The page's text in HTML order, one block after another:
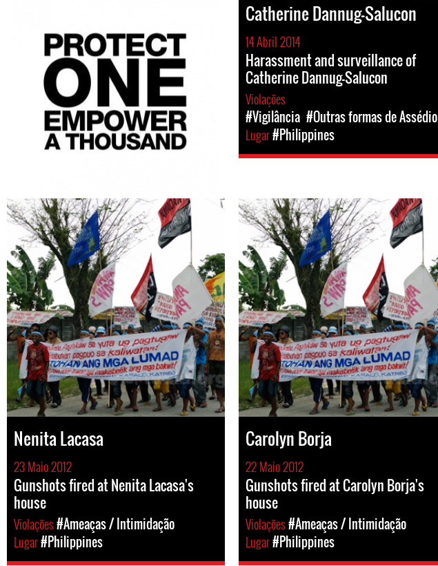
Catherine Dannug-Salucon
14 Abril 2014
Harassment and surveillance of
Catherine Dannug-Salucon
Violações
#Vigilância #Outras formas de Assédio
Lugar#Philippines
Nenita Lacasa
23 Maio 2012
Gunshots fired at Nenita Lacasa's
house
Violações#Ameaças / Intimidação
Lugar#Philippines
Carolyn Borja
22 Maio 2012
Gunshots fired at Carolyn Borja's
house
Violações#Ameaças / Intimidação
Lugar#Philippines